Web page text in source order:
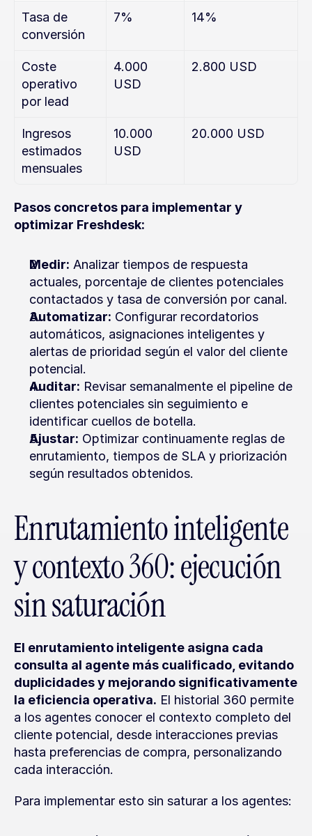
Tasa de
conversión
7% 14%
Coste
operativo
por lead
4.000
USD
2.800 USD
Ingresos
estimados
mensuales
10.000
USD
20.000 USD
Pasos concretos para implementar y
optimizar Freshdesk:
Medir: Analizar tiempos de respuesta
actuales, porcentaje de clientes potenciales
contactados y tasa de conversión por canal.
Automatizar: Configurar recordatorios
automáticos, asignaciones inteligentes y
alertas de prioridad según el valor del cliente
potencial.
Auditar: Revisar semanalmente el pipeline de
clientes potenciales sin seguimiento e
identificar cuellos de botella.
Ajustar: Optimizar continuamente reglas de
enrutamiento, tiempos de SLA y priorización
según resultados obtenidos.
Enrutamiento inteligente
y contexto 360: ejecución
sin saturación
El enrutamiento inteligente asigna cada
consulta al agente más cualificado, evitando
duplicidades y mejorando significativamente
la eficiencia operativa. El historial 360 permite
a los agentes conocer el contexto completo del
cliente potencial, desde interacciones previas
hasta preferencias de compra, personalizando
cada interacción.
Para implementar esto sin saturar a los agentes: